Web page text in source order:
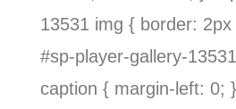
13531 img { border:
#sp-player-gallery-
caption { margin-left: 0;